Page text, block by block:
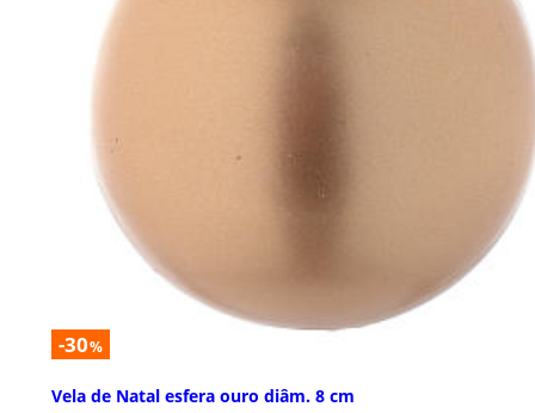
-30%
Vela de Natal esfera ouro diâm. 8 cm